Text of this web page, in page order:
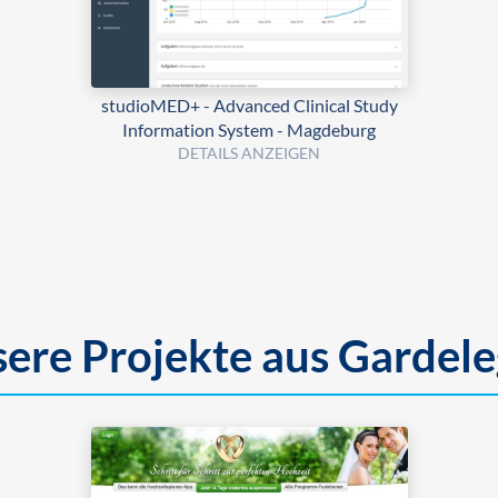
studioMED+ - Advanced Clinical Study
Information System - Magdeburg
DETAILS ANZEIGEN
Projekte aus